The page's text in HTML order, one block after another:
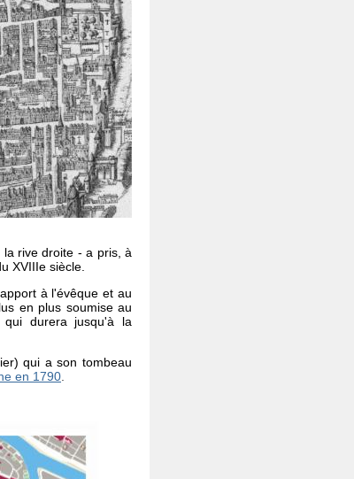
la rive droite - a pris, à
XVIIIe siècle.
à l'évêque et au
en plus soumise au
durera jusqu'à la
qui a son tombeau
en 1790